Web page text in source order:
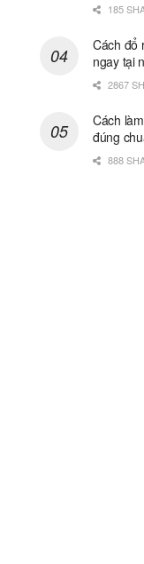
185
Cách đổ
ngay tại
2867
Cách
đúng
888